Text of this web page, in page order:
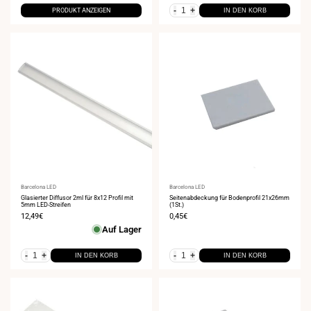
PRODUKT ANZEIGEN - + IN DEN KORB
Anbieter:
Barcelona LED
Glasierter Diffusor 2ml für 8x12 Profil mit
5mm LED-Streifen
Verkaufspreis
12,49€
Auf Lager
- + IN DEN KORB
Anbieter:
Barcelona LED
Seitenabdeckung für Bodenprofil 21x26mm
(1St.)
Verkaufspreis
0,45€
- + IN DEN KORB